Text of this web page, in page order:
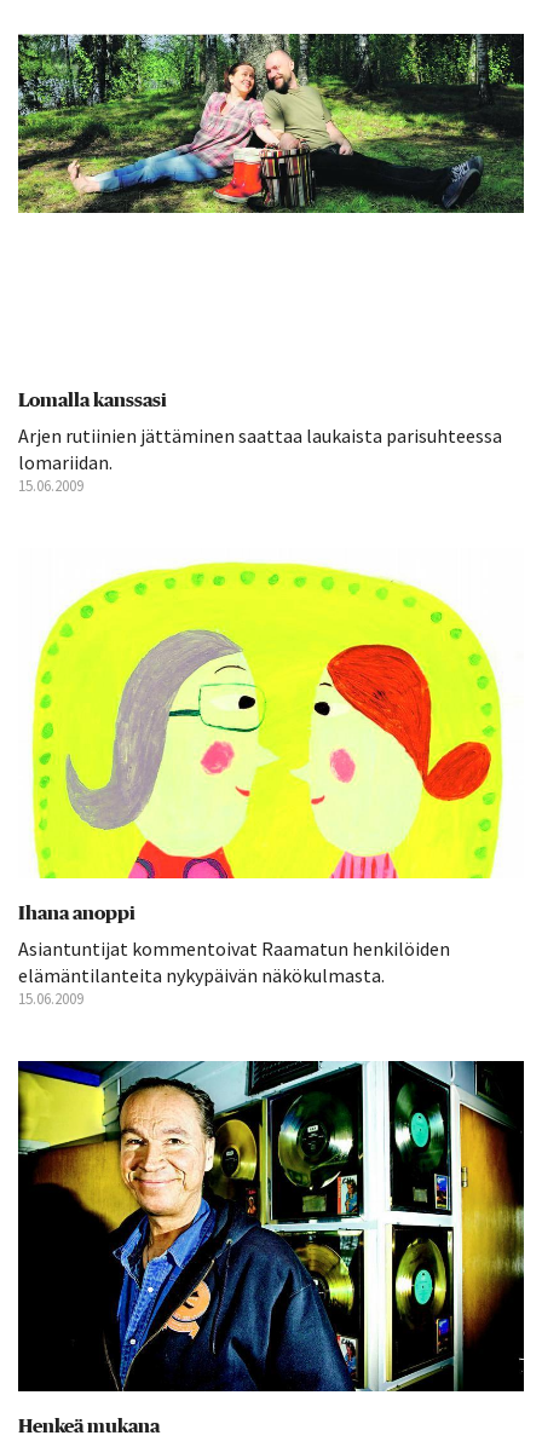
Lomalla kanssasi
Arjen rutiinien jättäminen saattaa laukaista parisuhteessa
lomariidan.
15.06.2009
Ihana anoppi
Asiantuntijat kommentoivat Raamatun henkilöiden
elämäntilanteita nykypäivän näkökulmasta.
15.06.2009
Henkeä mukana